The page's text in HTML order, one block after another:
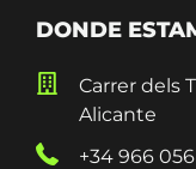
DONDE
Carrer dels
Alicante
+34 966